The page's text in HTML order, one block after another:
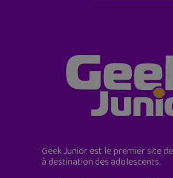
Geek Junior est le premier site
à destination des adolescents.